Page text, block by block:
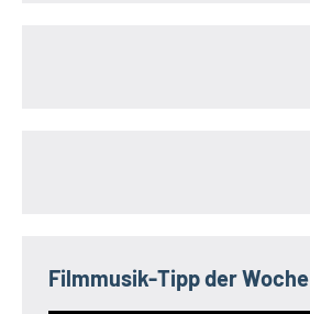
Filmmusik-Tipp der Woche